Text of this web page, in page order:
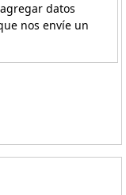
datos
nos envíe un